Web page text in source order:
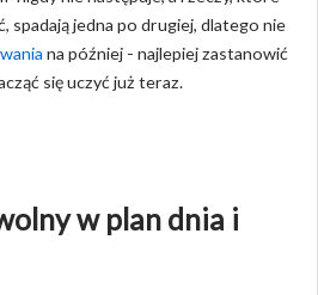
spadają jedna po drugiej, dlatego nie
na później - najlepiej zastanowić
się uczyć już teraz.
w plan dnia i